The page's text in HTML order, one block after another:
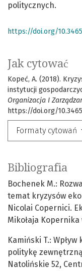
Jak cytować
Kopeć, A. (2018).
instytucji
Organizacja I
https://doi.org/
Formaty cytowań
politycznych.
https://doi.org/
Bibliografia
Bochenek M.:
temat kryzysów
Nicolai Copernici.
Mikołaja Kopernika
Kamiński T.:
politykę
Natolińskie 52,